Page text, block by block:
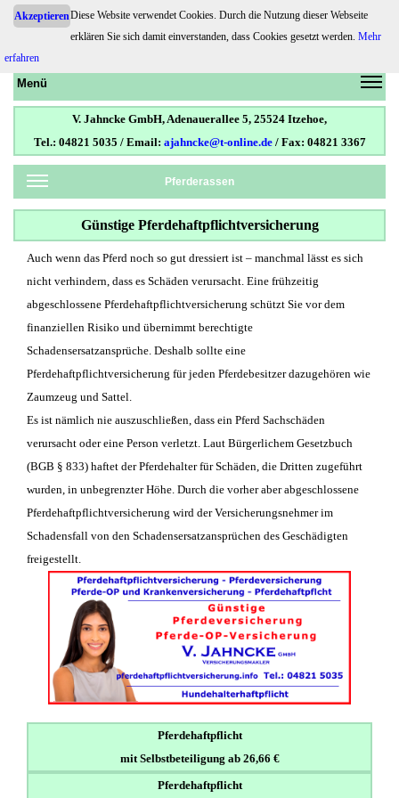
Pferdehaftpflicht.de
Menü
V. Jahncke GmbH, Adenauerallee 5, 25524 Itzehoe,
Tel.: 04821 5035 / Email: ajahncke@t-online.de/ Fax: 04821 3367
Pferderassen
Günstige Pferdehaftpflichtversicherung
Auch wenn das Pferd noch so gut dressiert ist – manchmal lässt es sich
nicht verhindern, dass es Schäden verursacht. Eine frühzeitig
abgeschlossene Pferdehaftpflichtversicherung schützt Sie vor dem
finanziellen Risiko und übernimmt berechtigte
Schadensersatzansprüche. Deshalb sollte eine
Pferdehaftpflichtversicherung für jeden Pferdebesitzer dazugehören wie
Zaumzeug und Sattel.
Es ist nämlich nie auszuschließen, dass ein Pferd Sachschäden
verursacht oder eine Person verletzt. Laut Bürgerlichem Gesetzbuch
(BGB § 833) haftet der Pferdehalter für Schäden, die Dritten zugeführt
wurden, in unbegrenzter Höhe. Durch die vorher aber abgeschlossene
Pferdehaftpflichtversicherung wird der Versicherungsnehmer im
Schadensfall von den Schadensersatzansprüchen des Geschädigten
freigestellt.
Pferdehaftpflicht
mit Selbstbeteiligung ab 26,66 €
Pferdehaftpflicht
AkzeptierenDiese Website verwendet Cookies. Durch die Nutzung dieser Webseite
erklären Sie sich damit einverstanden, dass Cookies gesetzt werden. Mehr
erfahren